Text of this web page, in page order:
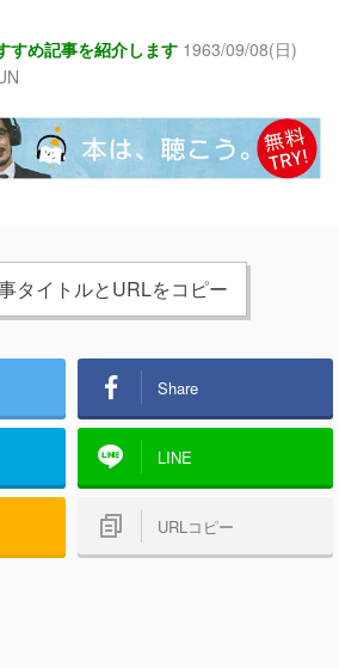
すめ記事を紹介します 1963/09/08(日)
タイトルとURLをコピー
Share
LINE
URLコピー